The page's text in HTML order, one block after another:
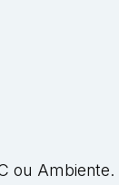
ou Ambiente.